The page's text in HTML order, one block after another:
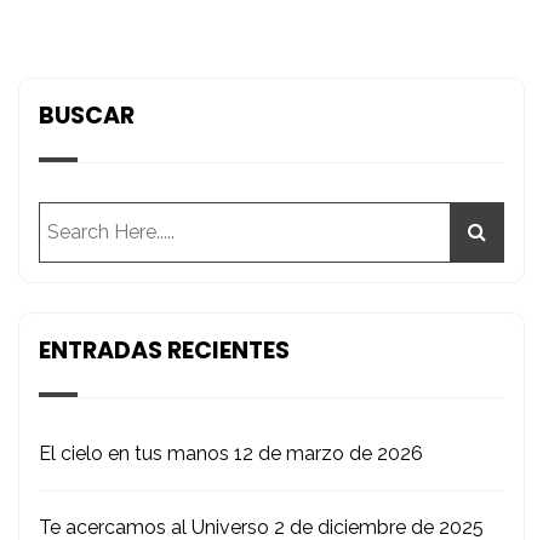
BUSCAR
ENTRADAS RECIENTES
El cielo en tus manos 12 de marzo de 2026
Te acercamos al Universo 2 de diciembre de 2025